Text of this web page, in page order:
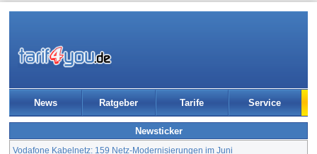
News Ratgeber Tarife Service
Newsticker
Vodafone Kabelnetz: 159 Netz-Modernisierungen im Juni